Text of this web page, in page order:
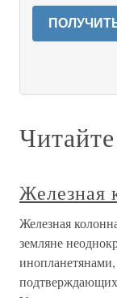
Железная
Железная
земляне